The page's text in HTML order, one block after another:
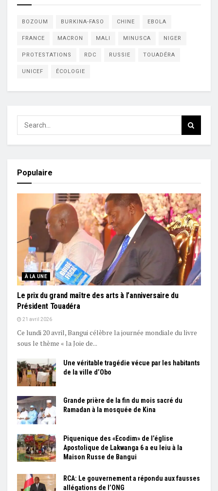
BOZOUM BURKINA-FASO CHINE EBOLA
FRANCE MACRON MALI MINUSCA NIGER
PROTESTATIONS RDC RUSSIE TOUADÉRA
UNICEF ÉCOLOGIE
Populaire
À LA UNE
Le prix du grand maître des arts à l’anniversaire du
Président Touadéra
21 avril 2026
Ce lundi 20 avril, Bangui célèbre la journée mondiale du livre
sous le thème « la Joie de...
Une véritable tragédie vécue par les habitants
de la ville d’Obo
Grande prière de la fin du mois sacré du
Ramadan à la mosquée de Kina
Piquenique des «Ecodim» de l’église
Apostolique de Lakwanga 6 a eu leiu à la
Maison Russe de Bangui
RCA: Le gouvernement a répondu aux fausses
allégations de l’ONG